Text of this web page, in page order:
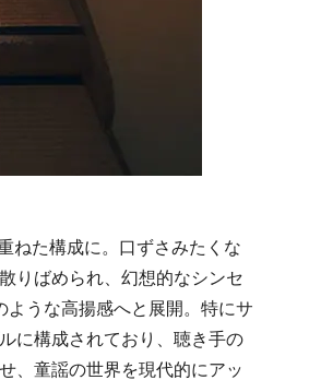
ねた構成に。口ずさみたくな
りばめられ、幻想的なシンセ
うな高揚感へと展開。特にサ
に構成されており、聴き手の
、童謡の世界を現代的にアッ